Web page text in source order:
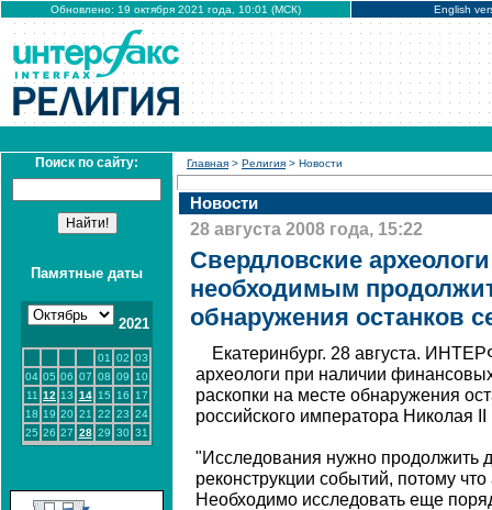
Обновлено: 19 октября 2021 года, 10:01 (МСК) English
Поиск по сайту:
Памятные даты
2021
01 02 03
04 05 06 07 08 09
10
11 12 13 14 15 16
17
18 19 20 21 22 23 24
25 26 27 28 29 30 31
Главная > Религия > Новости
Новости
28 августа 2008 года, 15:22
Свердловские
необходимым
обнаружения останков
Екатеринбург. 28 августа.
археологи при наличии
раскопки на месте обнаружения
российского императора Николая
"Исследования нужно продолжить
реконструкции событий, потому
Необходимо исследовать еще